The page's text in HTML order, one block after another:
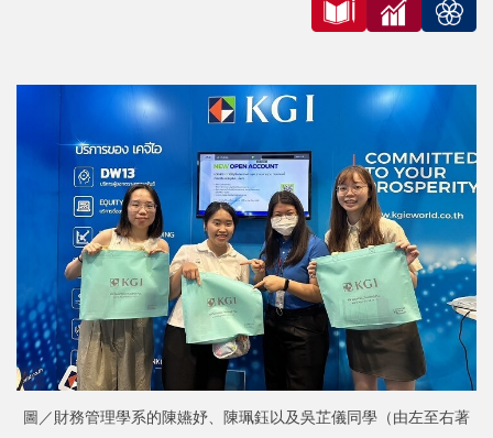
圖／財務管理學系的陳嬿妤、陳珮鈺以及吳芷儀同學（由左至右著